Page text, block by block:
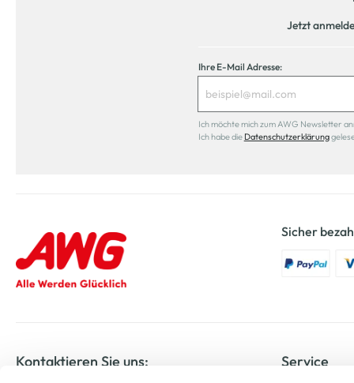
Jetzt
Ihre E-Mail Adresse:
Ich möchte mich zum AWG Newsletter
Ich habe die Datenschutzerklärung
Sicher
Kontaktieren Sie uns: Service